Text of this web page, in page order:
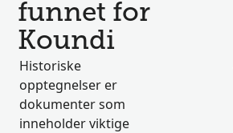
funnet for
Koundi
Historiske
opptegnelser er
dokumenter som
inneholder viktige